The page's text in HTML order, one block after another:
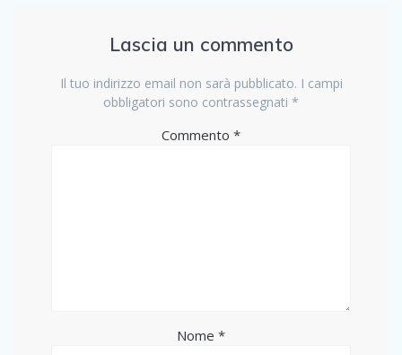
Lascia un commento
Il tuo indirizzo email non sarà pubblicato. I campi
obbligatori sono contrassegnati *
Commento *
Nome *